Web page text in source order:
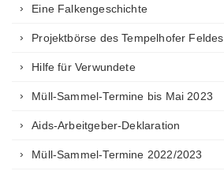
Eine Falkengeschichte
Projektbörse des Tempelhofer Feldes
Hilfe für Verwundete
Müll-Sammel-Termine bis Mai 2023
Aids-Arbeitgeber-Deklaration
Müll-Sammel-Termine 2022/2023